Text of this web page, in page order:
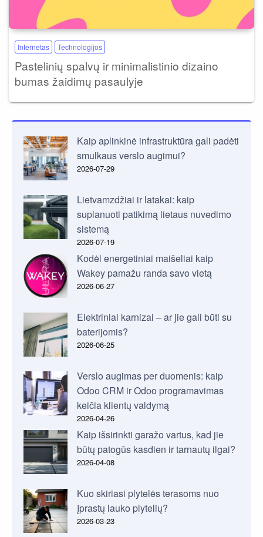
Internetas Technologijos
Pastelinių spalvų ir minimalistinio dizaino
bumas žaidimų pasaulyje
Kaip aplinkinė infrastruktūra gali padėti
smulkaus verslo augimui?
2026-07-29
Lietvamzdžiai ir latakai: kaip
suplanuoti patikimą lietaus nuvedimo
sistemą
2026-07-19
Kodėl energetiniai maišeliai kaip
Wakey pamažu randa savo vietą
2026-06-27
Elektriniai karnizai – ar jie gali būti su
baterijomis?
2026-06-25
Verslo augimas per duomenis: kaip
Odoo CRM ir Odoo programavimas
keičia klientų valdymą
2026-04-26
Kaip išsirinkti garažo vartus, kad jie
būtų patogūs kasdien ir tarnautų ilgai?
2026-04-08
Kuo skiriasi plytelės terasoms nuo
įprastų lauko plytelių?
2026-03-23